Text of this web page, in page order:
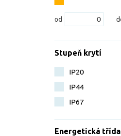
Stupeň krytí
IP20
IP44
IP67
Energetická třída